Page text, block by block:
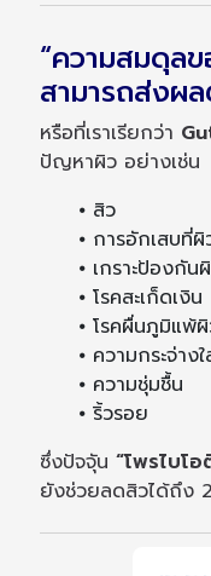
“ความสมดุล
สามารถส่งผ
หรือที่เราเรียกว่า
ปัญหาผิว อย่างเช่น
⦁ สิว
⦁ การอักเสบที่ผิ
⦁ เกราะป้องกัน
⦁ โรคสะเก็ดเงิน
⦁ โรคผื่นภูมิแพ้
⦁ ความกระจ่าง
⦁ ความชุ่มชื้น
⦁ ริ้วรอย
ซึ่งปัจจุัน“โพรไบโ
ยังช่วยลดสิวได้ถึง